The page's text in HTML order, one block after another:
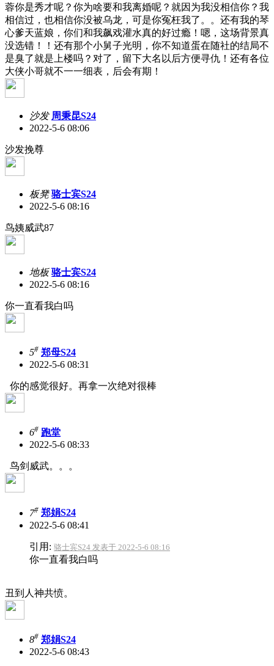
蓉你是秀才呢？你为啥要和我离婚呢？就因为我没相信你？我
相信过，也相信你没被乌龙，可是你冤枉我了。。还有我的琴
心爹天蓝娘，你们和我飙戏灌水真的好过瘾！嗯，这场背景真
没选错！！还有那个小舅子光明，你不知道蛋在随社的结局不
是臭了就是上楼吗？对了，留下大名以后方便寻仇！还有各位
大侠小哥就不一一细表，后会有期！
沙发 周秉昆S24
2022-5-6 08:06
沙发挽尊
板凳 骆士宾S24
2022-5-6 08:16
鸟姨威武87
地板 骆士宾S24
2022-5-6 08:16
你一直看我白吗
5# 郑母S24
2022-5-6 08:31
你的感觉很好。再拿一次绝对很棒
6# 跑堂
2022-5-6 08:33
鸟剑威武。。。
7# 郑娟S24
2022-5-6 08:41
引用: 骆士宾S24 发表于 2022-5-6 08:16
你一直看我白吗
丑到人神共愤。
8# 郑娟S24
2022-5-6 08:43